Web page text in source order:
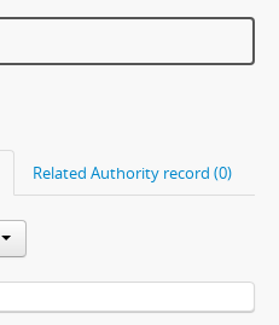
Related Authority record (0)